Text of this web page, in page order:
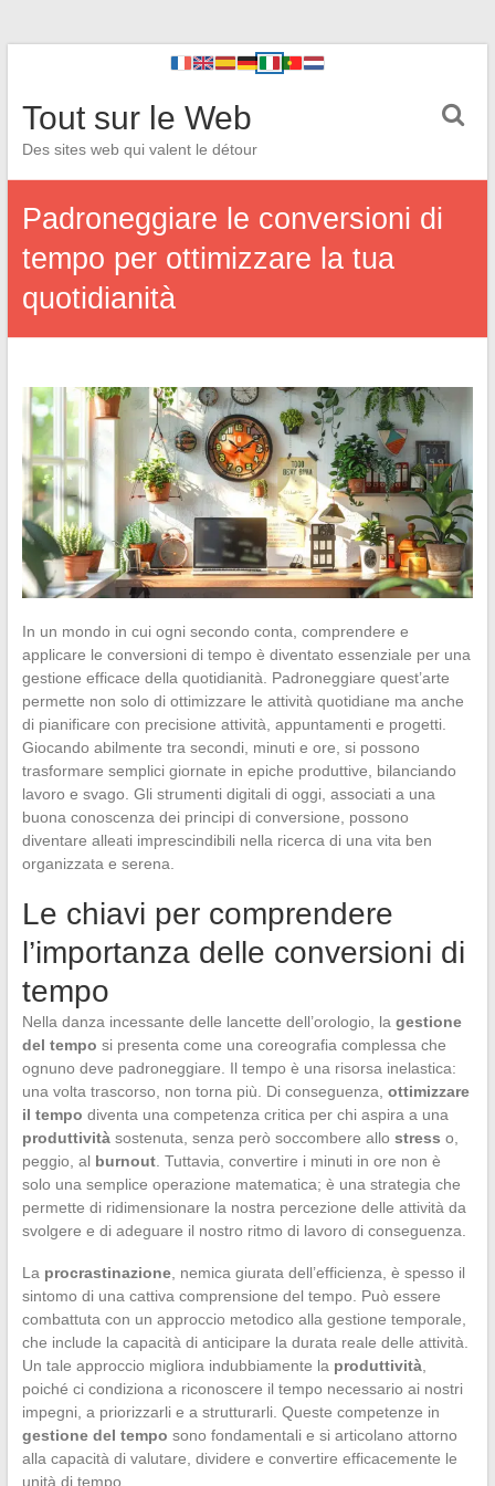
Tout sur le Web
Des sites web qui valent le détour
Padroneggiare le conversioni di
tempo per ottimizzare la tua
quotidianità
In un mondo in cui ogni secondo conta, comprendere e
applicare le conversioni di tempo è diventato essenziale per una
gestione efficace della quotidianità. Padroneggiare quest’arte
permette non solo di ottimizzare le attività quotidiane ma anche
di pianificare con precisione attività, appuntamenti e progetti.
Giocando abilmente tra secondi, minuti e ore, si possono
trasformare semplici giornate in epiche produttive, bilanciando
lavoro e svago. Gli strumenti digitali di oggi, associati a una
buona conoscenza dei principi di conversione, possono
diventare alleati imprescindibili nella ricerca di una vita ben
organizzata e serena.
Le chiavi per comprendere
l’importanza delle conversioni di
tempo
Nella danza incessante delle lancette dell’orologio, la gestione
del tempo si presenta come una coreografia complessa che
ognuno deve padroneggiare. Il tempo è una risorsa inelastica:
una volta trascorso, non torna più. Di conseguenza, ottimizzare
il tempo diventa una competenza critica per chi aspira a una
produttivitàsostenuta, senza però soccombere allo stress o,
peggio, al burnout. Tuttavia, convertire i minuti in ore non è
solo una semplice operazione matematica; è una strategia che
permette di ridimensionare la nostra percezione delle attività da
svolgere e di adeguare il nostro ritmo di lavoro di conseguenza.
La procrastinazione, nemica giurata dell’efficienza, è spesso il
sintomo di una cattiva comprensione del tempo. Può essere
combattuta con un approccio metodico alla gestione temporale,
che include la capacità di anticipare la durata reale delle attività.
Un tale approccio migliora indubbiamente la produttività,
poiché ci condiziona a riconoscere il tempo necessario ai nostri
impegni, a priorizzarli e a strutturarli. Queste competenze in
gestione del tempo sono fondamentali e si articolano attorno
alla capacità di valutare, dividere e convertire efficacemente le
unità di tempo.